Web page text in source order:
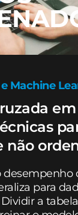
Machine
não
para
a